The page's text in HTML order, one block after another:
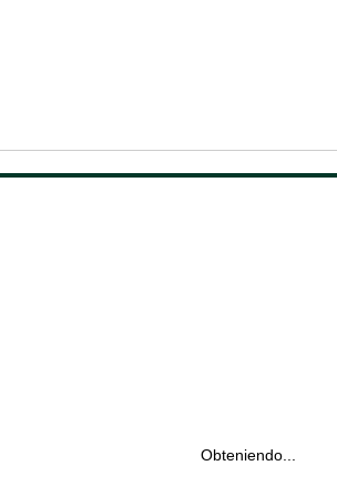
Obteniendo...